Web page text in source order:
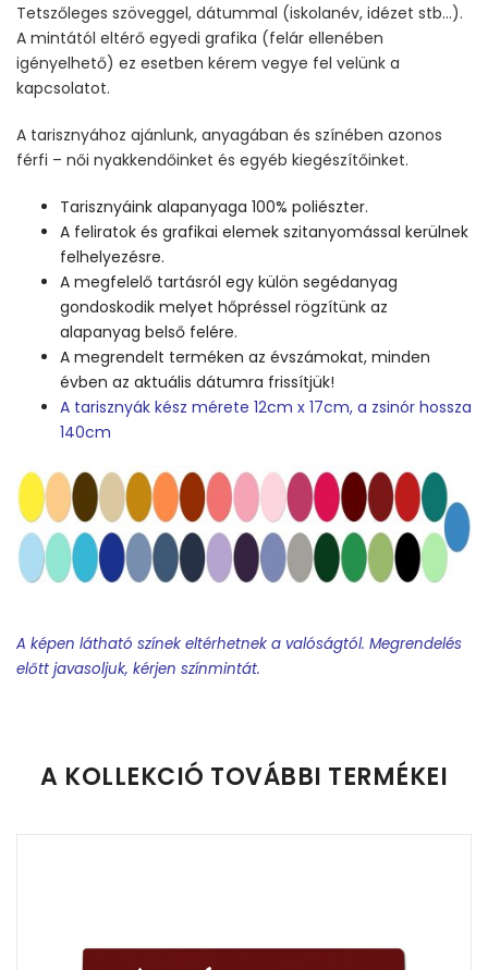
Tetszőleges szöveggel, dátummal (iskolanév, idézet stb…).
A mintától eltérő egyedi grafika (felár ellenében
igényelhető) ez esetben kérem vegye fel velünk a
kapcsolatot.
A tarisznyához ajánlunk, anyagában és színében azonos
férfi – női nyakkendőinket és egyéb kiegészítőinket.
Tarisznyáink alapanyaga 100% poliészter.
A feliratok és grafikai elemek szitanyomással kerülnek
felhelyezésre.
A megfelelő tartásról egy külön segédanyag
gondoskodik melyet hőpréssel rögzítünk az
alapanyag belső felére.
A megrendelt terméken az évszámokat, minden
évben az aktuális dátumra frissítjük!
A tarisznyák kész mérete 12cm x 17cm, a zsinór hossza
140cm
A képen látható színek eltérhetnek a valóságtól. Megrendelés
előtt javasoljuk, kérjen színmintát.
A KOLLEKCIÓ TOVÁBBI TERMÉKEI